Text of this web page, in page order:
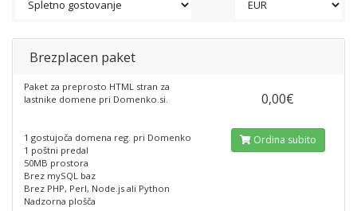
Brezplacen paket
Paket za preprosto HTML stran za
lastnike domene pri Domenko.si.
1 gostujoča domena reg. pri Domenko
1 poštni predal
50MB prostora
Brez mySQL baz
Brez PHP, Perl, Node.js ali Python
Nadzorna plošča
0,00€
Ordina subito